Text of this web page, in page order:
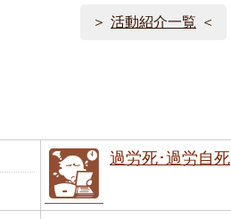
活動紹介一覧
過労死･過労自死